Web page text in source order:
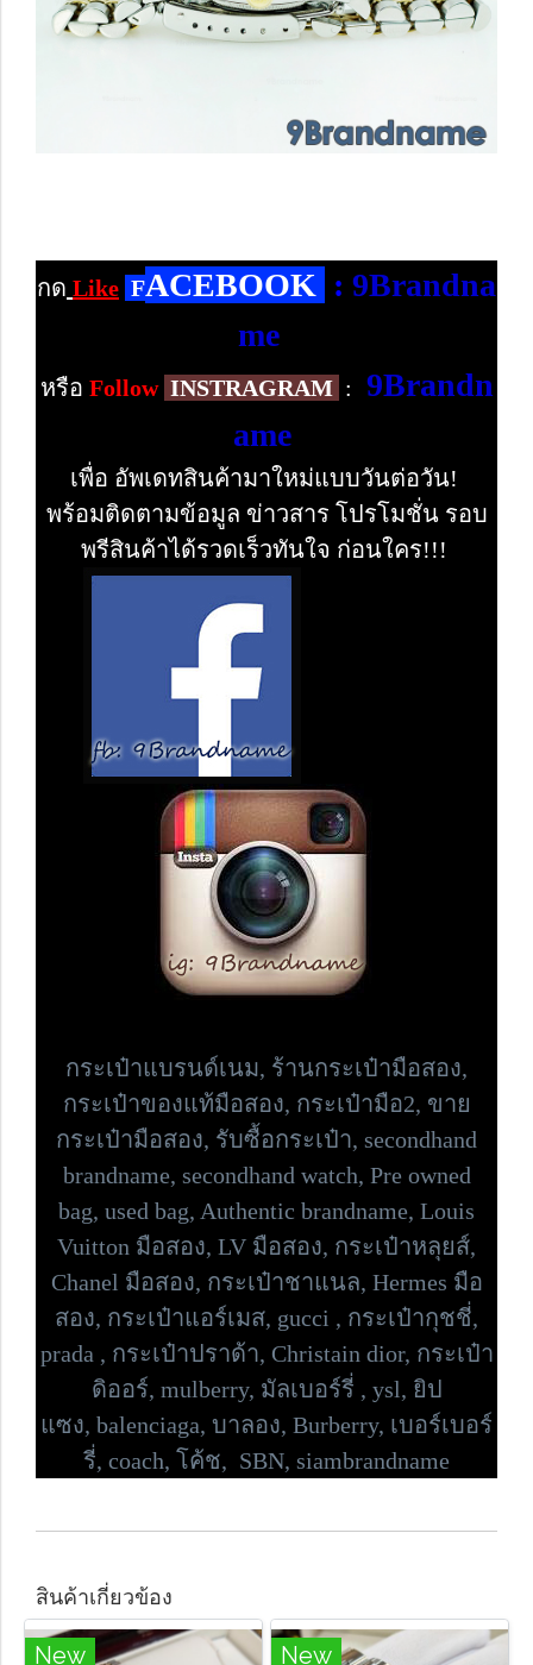
กด Like FACEBOOK : 9Brandna
me
หรือ Follow INSTRAGRAM :
9Brandn
ame
เพื่อ อัพเดทสินค้ามาใหม่แบบวันต่อวัน!
พร้อมติดตามข้อมูล ข่าวสาร โปรโมชั่น รอบ
พรีสินค้าได้รวดเร็วทันใจ ก่อนใคร!!!
กระเป๋าแบรนด์เนม, ร้านกระเป๋ามือสอง,
กระเป๋าของแท้มือสอง, กระเป๋ามือ2, ขาย
กระเป๋ามือสอง, รับซื้อกระเป๋า, secondhand
brandname, secondhand watch, Pre owned
bag, used bag, Authentic brandname, Louis
Vuitton มือสอง, LV มือสอง, กระเป๋าหลุยส์,
Chanel มือสอง, กระเป๋าชาแนล, Hermes มือ
สอง, กระเป๋าแอร์เมส, gucci , กระเป๋ากุชชี่,
prada , กระเป๋าปราด้า, Christain dior, กระเป๋า
ดิออร์, mulberry, มัลเบอร์รี่ , ysl, ยิป
แซง, balenciaga, บาลอง, Burberry, เบอร์เบอร์
รี่, coach, โค้ช, SBN, siambrandname
สินค้าเกี่ยวข้อง
New New